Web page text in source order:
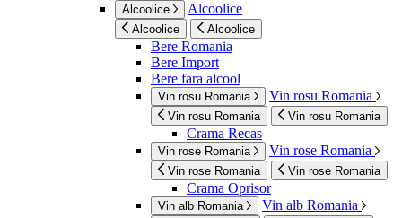
Alcoolice
Alcoolice
Alcoolice Alcoolice
Bere Romania
Bere Import
Bere fara alcool
Vin rosu Romania Vin rosu Romania
Vin rosu Romania Vin rosu Romania
Crama Recas
Vin rose Romania Vin rose Romania
Vin rose Romania Vin rose Romania
Crama Oprisor
Vin alb Romania Vin alb Romania